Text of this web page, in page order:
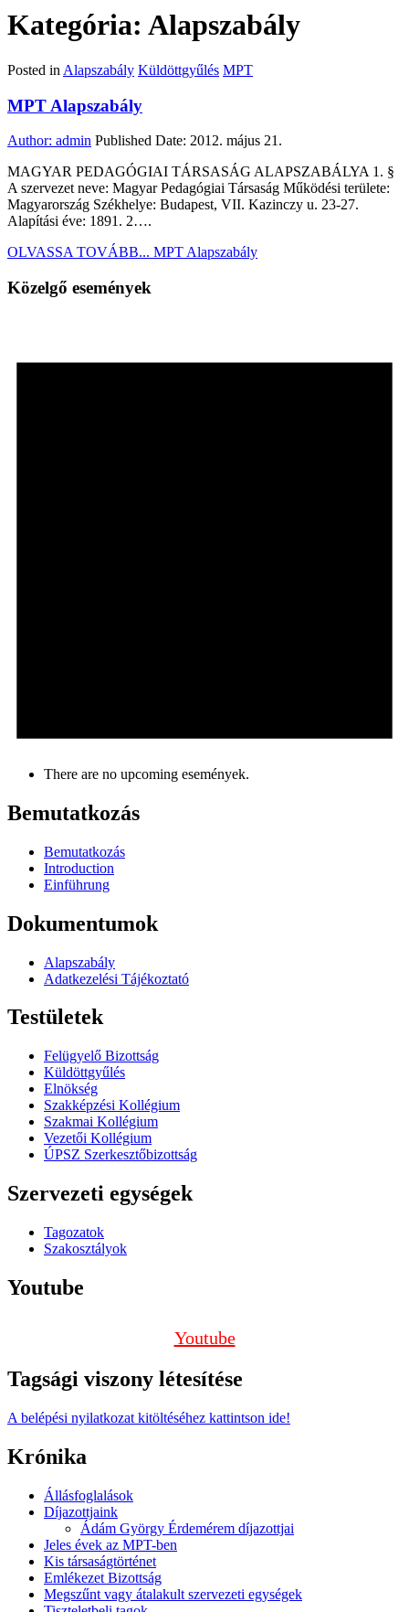
Kategória: Alapszabály
Posted in Alapszabály Küldöttgyűlés MPT
MPT Alapszabály
Author: admin Published Date: 2012. május 21.
MAGYAR PEDAGÓGIAI TÁRSASÁG ALAPSZABÁLYA 1. §
A szervezet neve: Magyar Pedagógiai Társaság Működési területe:
Magyarország Székhelye: Budapest, VII. Kazinczy u. 23-27.
Alapítási éve: 1891. 2….
OLVASSA TOVÁBB... MPT Alapszabály
Közelgő események
There are no upcoming események.
Bemutatkozás
Bemutatkozás
Introduction
Einführung
Dokumentumok
Alapszabály
Adatkezelési Tájékoztató
Testületek
Felügyelő Bizottság
Küldöttgyűlés
Elnökség
Szakképzési Kollégium
Szakmai Kollégium
Vezetői Kollégium
ÚPSZ Szerkesztőbizottság
Szervezeti egységek
Tagozatok
Szakosztályok
Youtube
Youtube
Tagsági viszony létesítése
A belépési nyilatkozat kitöltéséhez kattintson ide!
Krónika
Állásfoglalások
Díjazottjaink
Ádám György Érdemérem díjazottjai
Jeles évek az MPT-ben
Kis társaságtörténet
Emlékezet Bizottság
Megszűnt vagy átalakult szervezeti egységek